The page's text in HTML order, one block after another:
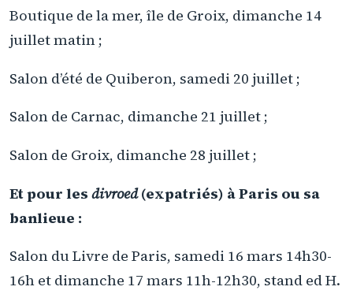
Boutique de la mer, île de Groix, dimanche 14
juillet matin ;
Salon d’été de Quiberon, samedi 20 juillet ;
Salon de Carnac, dimanche 21 juillet ;
Salon de Groix, dimanche 28 juillet ;
Et pour les divroed(expatriés) à Paris ou sa
banlieue :
Salon du Livre de Paris, samedi 16 mars 14h30-
16h et dimanche 17 mars 11h-12h30, stand ed H.